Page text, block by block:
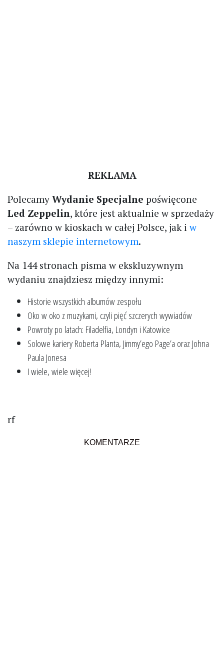
REKLAMA
Polecamy Wydanie Specjalne poświęcone
Led Zeppelin, które jest aktualnie w sprzedaży
– zarówno w kioskach w całej Polsce, jak iw
naszym sklepie internetowym.
Na 144 stronach pisma w ekskluzywnym
wydaniu znajdziesz między innymi:
Historie wszystkich albumów zespołu
Oko w oko z muzykami, czyli pięć szczerych wywiadów
Powroty po latach: Filadelfia, Londyn i Katowice
Solowe kariery Roberta Planta, Jimmy’ego Page’a oraz Johna
Paula Jonesa
I wiele, wiele więcej!
rf
KOMENTARZE